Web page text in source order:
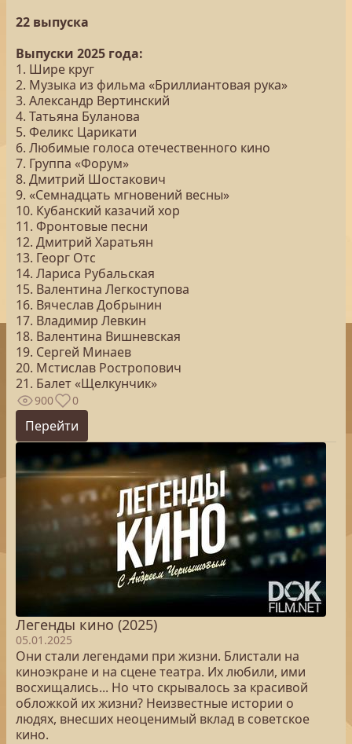
22 выпуска
Выпуски 2025 года:
1. Шире круг
2. Музыка из фильма «Бриллиантовая рука»
3. Александр Вертинский
4. Татьяна Буланова
5. Феликс Царикати
6. Любимые голоса отечественного кино
7. Группа «Форум»
8. Дмитрий Шостакович
9. «Семнадцать мгновений весны»
10. Кубанский казачий хор
11. Фронтовые песни
12. Дмитрий Харатьян
13. Георг Отс
14. Лариса Рубальская
15. Валентина Легкоступова
16. Вячеслав Добрынин
17. Владимир Левкин
18. Валентина Вишневская
19. Сергей Минаев
20. Мстислав Ростропович
21. Балет «Щелкунчик»
900 0
Перейти
Легенды кино (2025)
05.01.2025
Они стали легендами при жизни. Блистали на
киноэкране и на сцене театра. Их любили, ими
восхищались... Но что скрывалось за красивой
обложкой их жизни? Неизвестные истории о
людях, внесших неоценимый вклад в советское
кино.